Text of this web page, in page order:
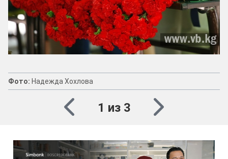
Фото: Надежда Хохлова
1 из 3